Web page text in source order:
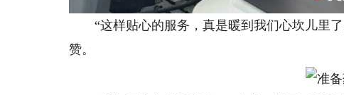
“这样贴心的服务，真是暖到我们心坎儿里了
赞。